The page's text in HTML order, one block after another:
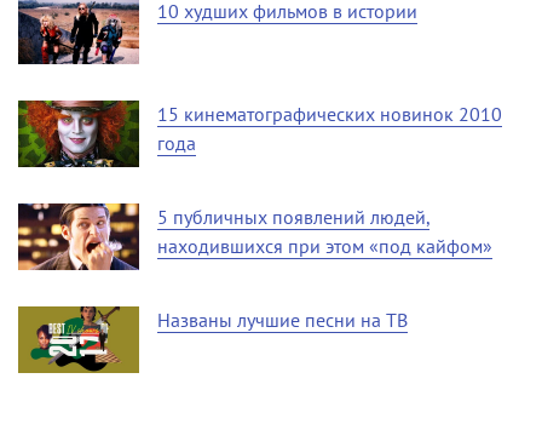
10 худших фильмов в истории
15 кинематографических новинок 2010
года
5 публичных появлений людей,
находившихся при этом «под кайфом»
Названы лучшие песни на ТВ